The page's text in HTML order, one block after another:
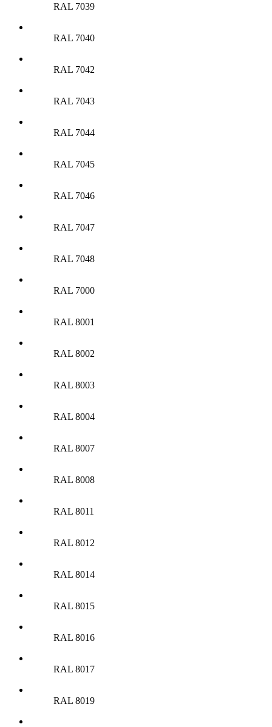
RAL 7039
RAL 7040
RAL 7042
RAL 7043
RAL 7044
RAL 7045
RAL 7046
RAL 7047
RAL 7048
RAL 7000
RAL 8001
RAL 8002
RAL 8003
RAL 8004
RAL 8007
RAL 8008
RAL 8011
RAL 8012
RAL 8014
RAL 8015
RAL 8016
RAL 8017
RAL 8019